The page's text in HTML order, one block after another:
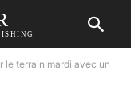
le terrain mardi avec un